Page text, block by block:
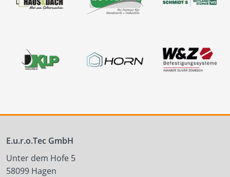
E.u.r.o.Tec GmbH
Unter dem Hofe 5
58099 Hagen